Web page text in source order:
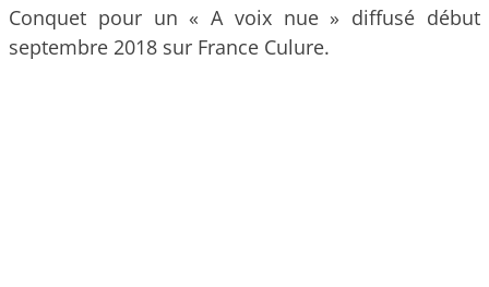
Conquet pour un « A voix nue » diffusé début
septembre 2018 sur France Culure.